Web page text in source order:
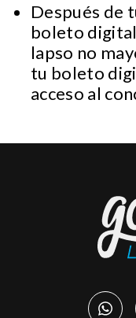
Después de
boleto digital
lapso no
tu boleto
acceso al